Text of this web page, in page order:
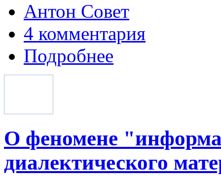
Антон Совет
4 комментария
Подробнее
О феномене
диалектического